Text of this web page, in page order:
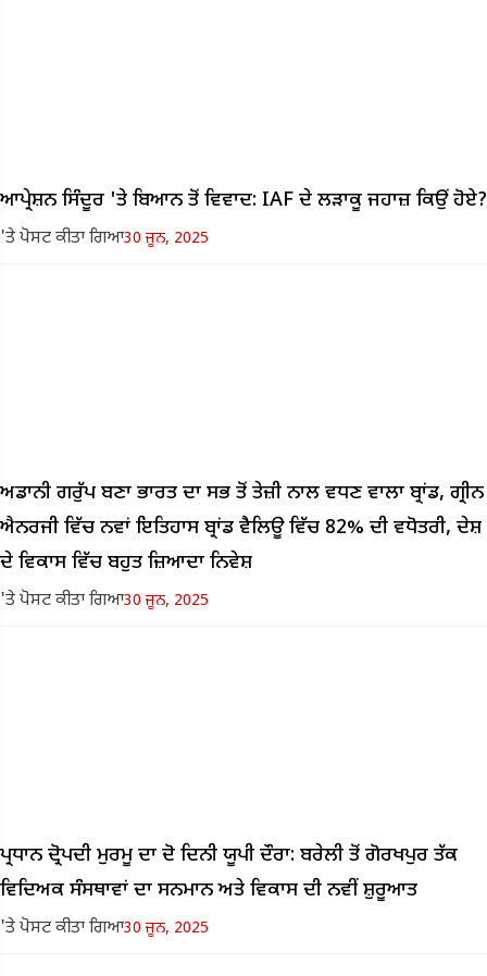
ਆਪ੍ਰੇਸ਼ਨ ਸਿੰਦੂਰ 'ਤੇ ਬਿਆਨ ਤੋਂ ਵਿਵਾਦ: IAF ਦੇ ਲੜਾਕੂ ਜਹਾਜ਼ ਕਿਉਂ ਹੋਏ?
'ਤੇ ਪੋਸਟ ਕੀਤਾ ਗਿਆ30 ਜੂਨ, 2025
ਅਡਾਨੀ ਗਰੁੱਪ ਬਣਾ ਭਾਰਤ ਦਾ ਸਭ ਤੋਂ ਤੇਜ਼ੀ ਨਾਲ ਵਧਣ ਵਾਲਾ ਬ੍ਰਾਂਡ, ਗ੍ਰੀਨ
ਐਨਰਜੀ ਵਿੱਚ ਨਵਾਂ ਇਤਿਹਾਸ ਬ੍ਰਾਂਡ ਵੈਲਿਊ ਵਿੱਚ 82% ਦੀ ਵਧੋਤਰੀ, ਦੇਸ਼
ਦੇ ਵਿਕਾਸ ਵਿੱਚ ਬਹੁਤ ਜ਼ਿਆਦਾ ਨਿਵੇਸ਼
'ਤੇ ਪੋਸਟ ਕੀਤਾ ਗਿਆ30 ਜੂਨ, 2025
ਪ੍ਰਧਾਨ ਦ੍ਰੋਪਦੀ ਮੁਰਮੂ ਦਾ ਦੋ ਦਿਨੀ ਯੂਪੀ ਦੌਰਾ: ਬਰੇਲੀ ਤੋਂ ਗੋਰਖਪੁਰ ਤੱਕ
ਵਿਦਿਅਕ ਸੰਸਥਾਵਾਂ ਦਾ ਸਨਮਾਨ ਅਤੇ ਵਿਕਾਸ ਦੀ ਨਵੀਂ ਸ਼ੁਰੂਆਤ
'ਤੇ ਪੋਸਟ ਕੀਤਾ ਗਿਆ30 ਜੂਨ, 2025